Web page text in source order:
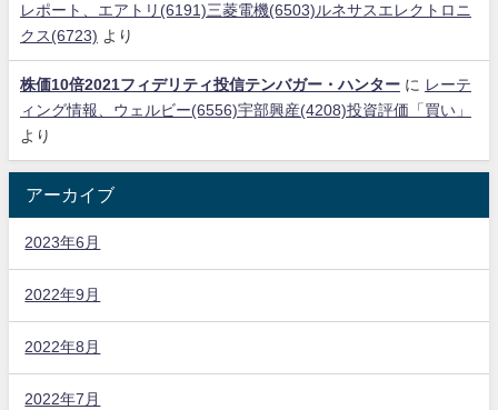
レポート、エアトリ(6191)三菱電機(6503)ルネサスエレクトロニ
クス(6723) より
株価10倍2021フィデリティ投信テンバガー・ハンター に レーテ
ィング情報、ウェルビー(6556)宇部興産(4208)投資評価「買い」
より
アーカイブ
2023年6月
2022年9月
2022年8月
2022年7月